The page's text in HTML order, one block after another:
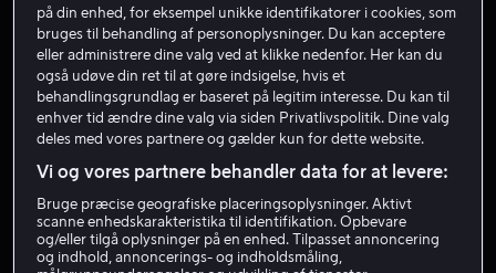
Mike O'Malley
Filmproducent Filmmager Skuespiller Gæst
på din enhed, for eksempel unikke identifikatorer i cookies, som
bruges til behandling af personoplysninger. Du kan acceptere
eller administrere dine valg ved at klikke nedenfor. Her kan du
også udøve din ret til at gøre indsigelse, hvis et
behandlingsgrundlag er baseret på legitim interesse. Du kan til
enhver tid ændre dine valg via siden Privatlivspolitik. Dine valg
deles med vores partnere og gælder kun for dette website.
Vi og vores partnere behandler data for at levere:
Bruge præcise geografiske placeringsoplysninger. Aktivt
scanne enhedskarakteristika til identifikation. Opbevare
og/eller tilgå oplysninger på en enhed. Tilpasset annoncering
og indhold, annoncerings- og indholdsmåling,